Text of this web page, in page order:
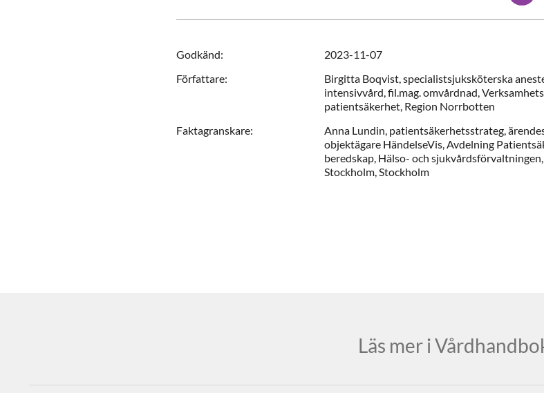
Godkänd:
2023-11-07
Författare: Birgitta Boqvist,specialistsjuksköterska
intensivvård, fil.mag. omvårdnad,
patientsäkerhet, Region Norrbotten
Faktagranskare: Anna Lundin, patientsäkerhetsstrateg,
objektägare HändelseVis,Avdelning
beredskap, Hälso- och
Stockholm,Stockholm
Läs mer i